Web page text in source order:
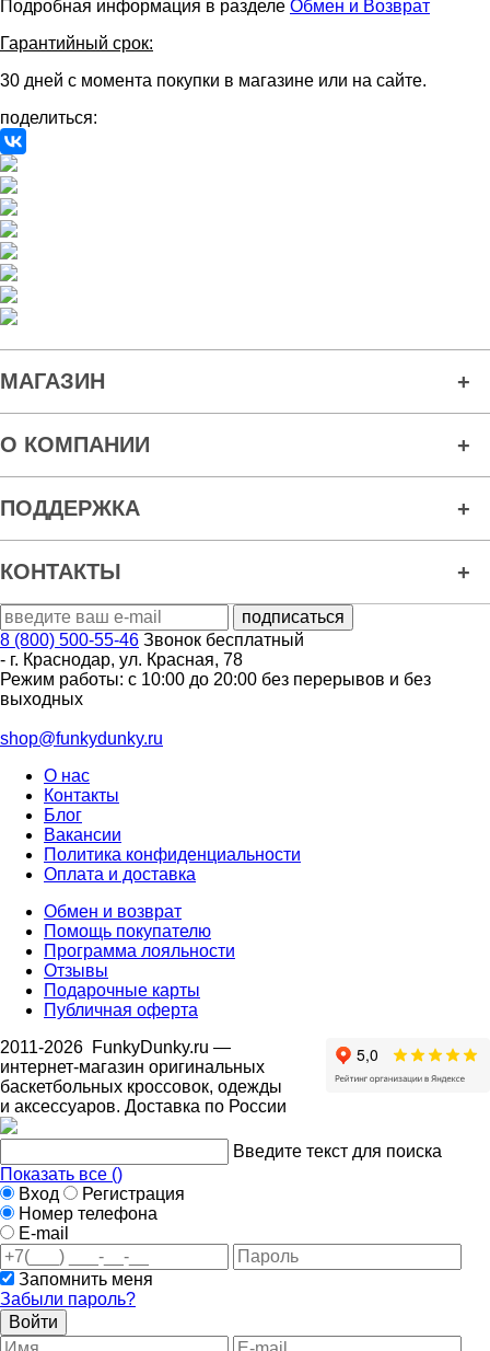
Подробная информация в разделе Обмен и Возврат
Гарантийный срок:
30 дней с момента покупки в магазине или на сайте.
поделиться:
МАГАЗИН
О КОМПАНИИ
ПОДДЕРЖКА
КОНТАКТЫ
8 (800) 500-55-46 Звонок бесплатный
- г. Краснодар, ул. Красная, 78
Режим работы: с 10:00 до 20:00 без перерывов и без
выходных
shop@funkydunky.ru
О нас
Контакты
Блог
Вакансии
Политика конфиденциальности
Оплата и доставка
Обмен и возврат
Помощь покупателю
Программа лояльности
Отзывы
Подарочные карты
Публичная оферта
2011-2026 FunkyDunky.ru —
интернет-магазин оригинальных
баскетбольных кроссовок, одежды
и аксессуаров. Доставка по России
Введите текст для поиска
Показать все ()
Вход
Регистрация
Номер телефона
E-mail
Запомнить меня
Забыли пароль?
Войти